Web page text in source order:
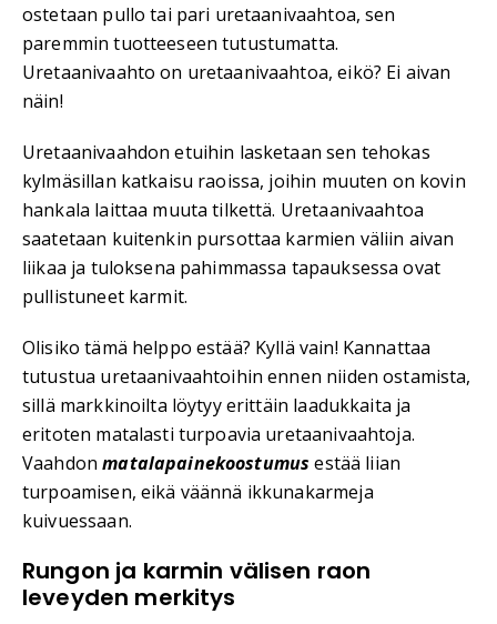
ostetaan pullo tai pari uretaanivaahtoa, sen
paremmin tuotteeseen tutustumatta.
Uretaanivaahto on uretaanivaahtoa, eikö? Ei aivan
näin!
Uretaanivaahdon etuihin lasketaan sen tehokas
kylmäsillan katkaisu raoissa, joihin muuten on kovin
hankala laittaa muuta tilkettä. Uretaanivaahtoa
saatetaan kuitenkin pursottaa karmien väliin aivan
liikaa ja tuloksena pahimmassa tapauksessa ovat
pullistuneet karmit.
Olisiko tämä helppo estää? Kyllä vain! Kannattaa
tutustua uretaanivaahtoihin ennen niiden ostamista,
sillä markkinoilta löytyy erittäin laadukkaita ja
eritoten matalasti turpoavia uretaanivaahtoja.
Vaahdonmatalapainekoostumus estää liian
turpoamisen, eikä väännä ikkunakarmeja
kuivuessaan.
Rungon ja karmin välisen raon
leveyden merkitys